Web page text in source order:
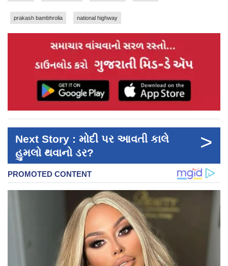
prakash bambhrolia national highway
Next Story : મોદી પર આવતી કાલે
હુમલો થવાનો ડર?
>